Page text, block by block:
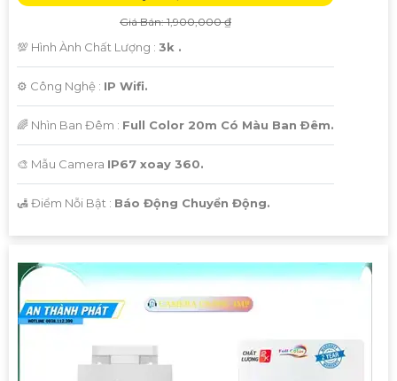
Giá Bán: 1,900,000 ₫
💯 Hình Ành Chất Lượng : 3k .
⚙ Công Nghệ : IP Wifi.
🌈 Nhìn Ban Đêm : Full Color 20m Có Màu Ban Ðêm.
🎨 Mẫu Camera IP67 xoay 360.
️🛃 Điểm Nỗi Bật : Báo Động Chuyển Động.